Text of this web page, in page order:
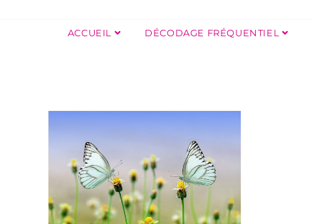
ACCUEIL DÉCODAGE FRÉQUENTIEL